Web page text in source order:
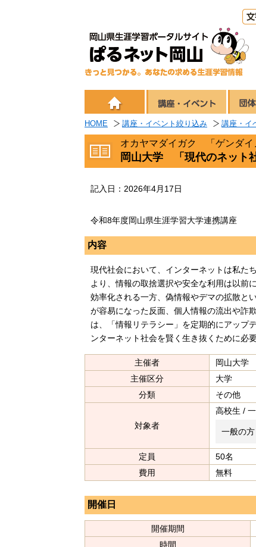
HOME 講座・イベント絞り込み 講座・イ
オカヤマダイガク 「ゲンダイ
岡山大学 「現代のネット
記入日：2026年4月17日
令和8年度岡山県生涯学習大学連携講座
内容
現代社会において、インターネットは私た
より、情報の取捨選択や安全な利用は以前
効率化される一方、偽情報やデマの拡散と
が容易になった反面、個人情報の流出や詐
は、「情報リテラシー」を定期的にアップ
ンターネット社会を賢く生き抜くために必
主催者
岡山大学
主催区分
大学
分類
その他
対象者
高校生 /
一般の方
定員
50名
費用
無料
開催日
開催期間
時間